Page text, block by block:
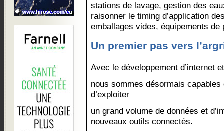
stations de lavage, gestion des
raisonner le timing d’application
emballages vides, équipements
Un premier pas vers
Avec le développement d’internet
nous sommes désormais
d’exploiter
un grand volume de données et
nouveaux outils connectés.